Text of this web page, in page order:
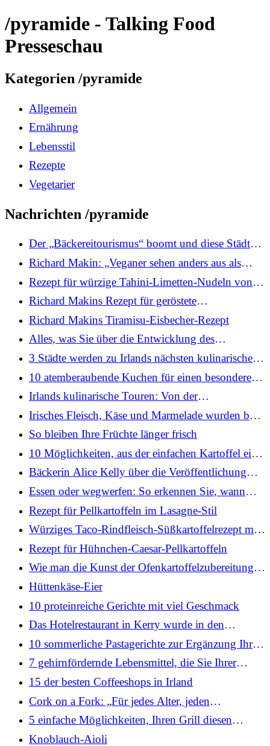
/pyramide - Talking Food
Presseschau
Kategorien /pyramide
Allgemein
Ernährung
Lebensstil
Rezepte
Vegetarier
Nachrichten /pyramide
Der „Bäckereitourismus“ boomt und diese Städte
sollten Sie besuchen
Richard Makin: „Veganer sehen anders aus als
früher“
Rezept für würzige Tahini-Limetten-Nudeln von
Richard Makin
Richard Makins Rezept für geröstete
Karottennudeln
Richard Makins Tiramisu-Eisbecher-Rezept
Alles, was Sie über die Entwicklung des
Gewürzbeutels wissen müssen
3 Städte werden zu Irlands nächsten kulinarischen
Reisezielen
10 atemberaubende Kuchen für einen besonderen
Anlass
Irlands kulinarische Touren: Von der
Nahrungssuche an der Küste bis zum
Buttermachen
Irisches Fleisch, Käse und Marmelade wurden bei
den Great Taste Awards 2026 gefeiert
So bleiben Ihre Früchte länger frisch
10 Möglichkeiten, aus der einfachen Kartoffel ein
nahrhaftes Gericht zu machen
Bäckerin Alice Kelly über die Veröffentlichung
ihres ersten Kochbuchs mit 22 Jahren
Essen oder wegwerfen: So erkennen Sie, wann
Obst und Gemüse noch zum Verzehr geeignet sind
Rezept für Pellkartoffeln im Lasagne-Stil
Würziges Taco-Rindfleisch-Süßkartoffelrezept mit
heißem Honig
Rezept für Hühnchen-Caesar-Pellkartoffeln
Wie man die Kunst der Ofenkartoffelzubereitung
beherrscht
Hüttenkäse-Eier
10 proteinreiche Gerichte mit viel Geschmack
Das Hotelrestaurant in Kerry wurde in den
Michelin-Führer aufgenommen
10 sommerliche Pastagerichte zur Ergänzung Ihres
Wochenmenüs
7 gehirnfördernde Lebensmittel, die Sie Ihrer
Einkaufsliste hinzufügen sollten
15 der besten Coffeeshops in Irland
Cork on a Fork: „Für jedes Alter, jeden
Geldbeutel, alle Kulturen“
5 einfache Möglichkeiten, Ihren Grill diesen
Sommer sicher aufzubewahren
Knoblauch-Aioli